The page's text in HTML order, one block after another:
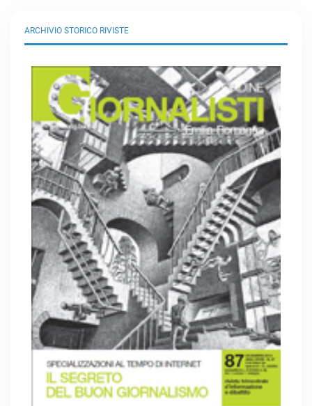
ARCHIVIO STORICO RIVISTE